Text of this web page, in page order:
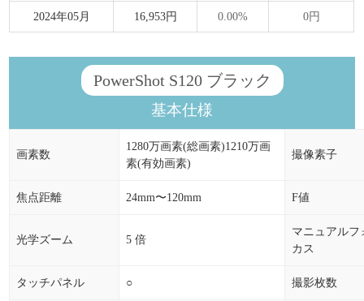
2024年05月 16,953円 0.00% 0円
PowerShot S120 ブラック
基本仕様
画素数
1280万画素(総画素)1210万画
素(有効画素)
撮像素子
焦点距離 24mm〜120mm F値
光学ズーム 5 倍
マニュアルフ
カス
タッチパネル ○ 撮影枚数